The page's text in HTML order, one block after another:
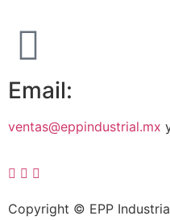
Email:
ventas@eppindustrial.mx
Copyright © EPP